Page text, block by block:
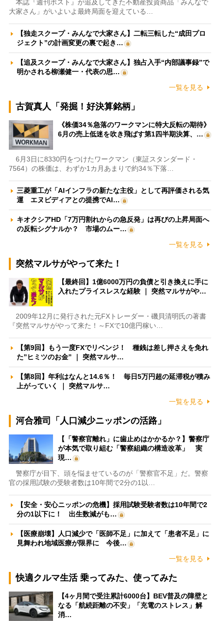
本誌『週刊ポスト』が追及してきた不動産投資商品「みんなで
大家さん」がいよいよ最終局面を迎えている…
【独走スクープ・みんなで大家さん】二転三転した“成田プロ
ジェクト”の計画変更の裏で起き…
【追及スクープ・みんなで大家さん】独占入手“内部議事録”で
明かされる柳瀬健一・代表の思…
一覧を見る
古賀真人「発掘！好決算銘柄」
《株価34％急落のワークマンに特大反転の期待》
6月の売上低迷を吹き飛ばす第1四半期決算、…
6月3日に8330円をつけたワークマン（東証スタンダード・
7564）の株価は、わずか1カ月あまりで約34％下落…
三菱重工が「AIインフラの新たな主役」として再評価される気
運 エヌビディアとの提携でAI…
キオクシアHD「7万円割れからの急反発」は再びの上昇局面へ
の反転シグナルか？ 市場のムー…
一覧を見る
突然マルサがやって来た！
【最終回】1億6000万円の負債と引き換えに手に
入れたプライスレスな経験 ｜ 突然マルサがや…
2009年12月に発行された元FXトレーダー・磯貝清明氏の著書
『突然マルサがやって来た！～FXで10億円稼い…
【第9回】もう一度FXでリベンジ！ 種銭は差し押さえを免れ
た”ヒミツのお金” ｜ 突然マルサ…
【第8回】年利はなんと14.6％！ 毎日5万円超の延滞税が積み
上がっていく ｜ 突然マルサ…
一覧を見る
河合雅司「人口減少ニッポンの活路」
【「警察官離れ」に歯止めはかかるか？】警察庁
が本気で取り組む「警察組織の構造改革」 実
現…
警察庁が目下、頭を悩ませているのが「警察官不足」だ。警察
官の採用試験の受験者数は10年間で2分の1以…
【安全・安心ニッポンの危機】採用試験受験者数は10年間で2
分の1以下に！ 出生数減がも…
【医療崩壊】人口減少で「医師不足」に加えて「患者不足」に
見舞われ地域医療が限界に 今後…
一覧を見る
快適クルマ生活 乗ってみた、使ってみた
【4ヶ月間で受注累計6000台】BEV普及の障壁と
なる「航続距離の不安」「充電のストレス」解
消…